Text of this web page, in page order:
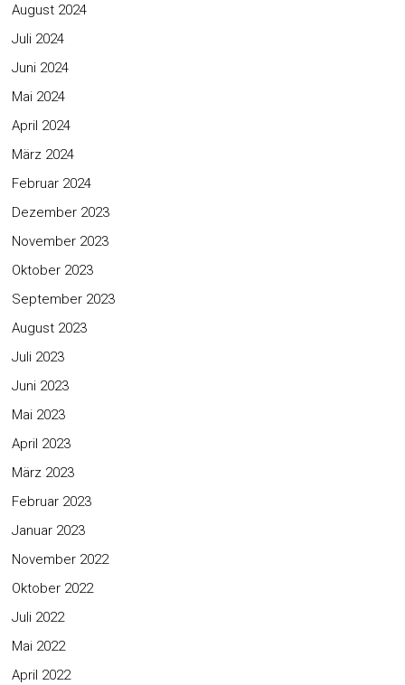
August 2024
Juli 2024
Juni 2024
Mai 2024
April 2024
März 2024
Februar 2024
Dezember 2023
November 2023
Oktober 2023
September 2023
August 2023
Juli 2023
Juni 2023
Mai 2023
April 2023
März 2023
Februar 2023
Januar 2023
November 2022
Oktober 2022
Juli 2022
Mai 2022
April 2022